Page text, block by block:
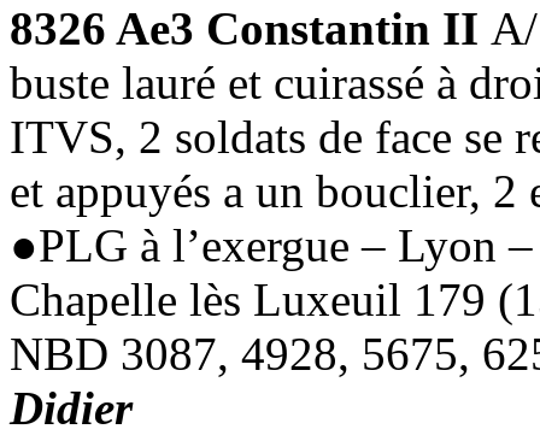
8326 Ae3 Constantin II
buste lauré et cuirassé à
ITVS, 2 soldats de face se
et appuyés a un bouclier,
●PLG à l’exergue – Lyon
Chapelle lès Luxeuil 179
NBD 3087, 4928, 5675,
Didier